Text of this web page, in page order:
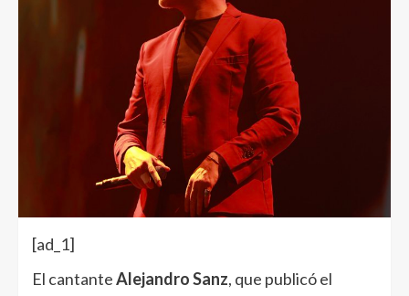
[ad_1]
El cantanteAlejandro Sanz, que publicó el